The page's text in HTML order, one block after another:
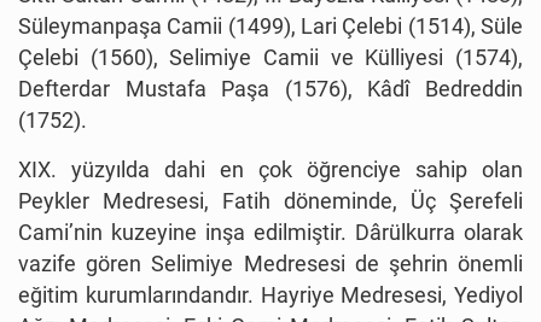
Süleymanpaşa Camii (1499), Lari Çelebi (1514), Süle
Çelebi (1560), Selimiye Camii ve Külliyesi (1574),
Defterdar Mustafa Paşa (1576), Kâdî Bedreddin
(1752).
XIX. yüzyılda dahi en çok öğrenciye sahip olan
Peykler Medresesi, Fatih döneminde, Üç Şerefeli
Cami’nin kuzeyine inşa edilmiştir. Dârülkurra olarak
vazife gören Selimiye Medresesi de şehrin önemli
eğitim kurumlarındandır. Hayriye Medresesi, Yediyol